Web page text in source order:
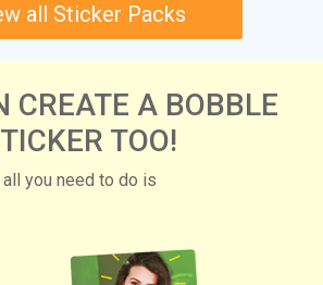
all Sticker Packs
CREATE A BOBBLE
TOO!
all you need to do is